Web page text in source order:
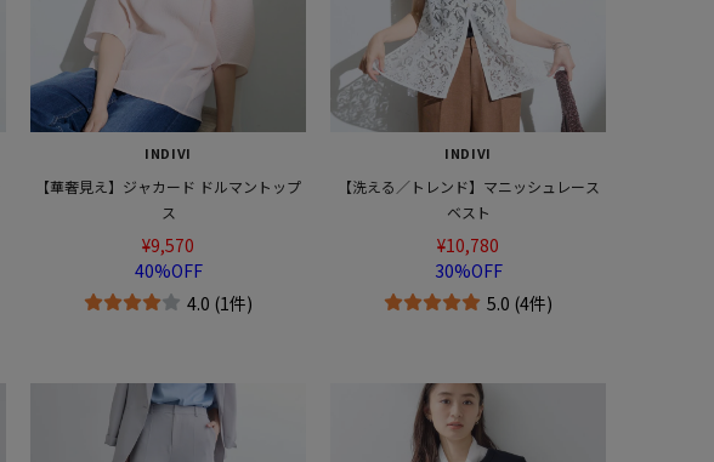
INDIVI
【華奢見え】ジャカード ドルマントップ
ス
¥9,570
40%OFF
4.0 (1件)
INDIVI
【洗える／トレンド】マニッシュレース
ベスト
¥10,780
30%OFF
5.0 (4件)